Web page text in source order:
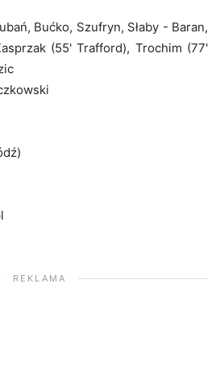
Bućko, Szufryn, Słaby - Baran,
(55' Trafford), Trochim (77'
REKLAMA